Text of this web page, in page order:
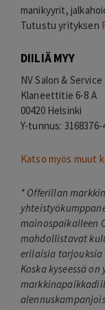
manikyyrit,
Tutustu yrityksen
DIILIÄ MYY
NV Salon & Service
Klaneettitie 6-8 A
00420 Helsinki
Y-tunnus: 3168376-
Katso myös muut
* Offerillan
mainospaikalleen
mahdollistavat
erilaisia
Koska kyseessä